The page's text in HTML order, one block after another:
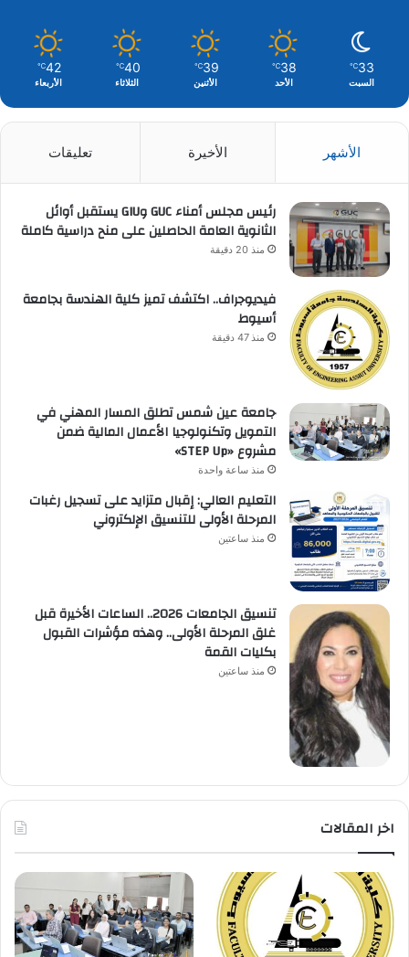
33
℃
السبت
38
℃
الأحد
39
℃
الأثنين
40
℃
الثلاثاء
42
℃
الأربعاء
الأشهر الأخيرة تعليقات
رئيس مجلس أمناء GUC وGIU يستقبل أوائل
الثانوية العامة الحاصلين على منح دراسية كاملة
منذ 20 دقيقة
فيديوجراف.. اكتشف تميز كلية الهندسة بجامعة
أسيوط
منذ 47 دقيقة
جامعة عين شمس تطلق المسار المهني في
التمويل وتكنولوجيا الأعمال المالية ضمن
مشروع «STEP Up»
منذ ساعة واحدة
التعليم العالي: إقبال متزايد على تسجيل رغبات
المرحلة الأولى للتنسيق الإلكتروني
منذ ساعتين
تنسيق الجامعات 2026.. الساعات الأخيرة قبل
غلق المرحلة الأولى.. وهذه مؤشرات القبول
بكليات القمة
منذ ساعتين
اخر المقالات